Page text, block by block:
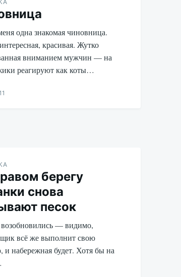
одна знакомая чиновница.
красивая. Жутко
вниманием мужчин — на
реагируют как коты…
берегу
снова
песок
— видимо,
всё же выполнит свою
и набережная будет. Хотя бы на